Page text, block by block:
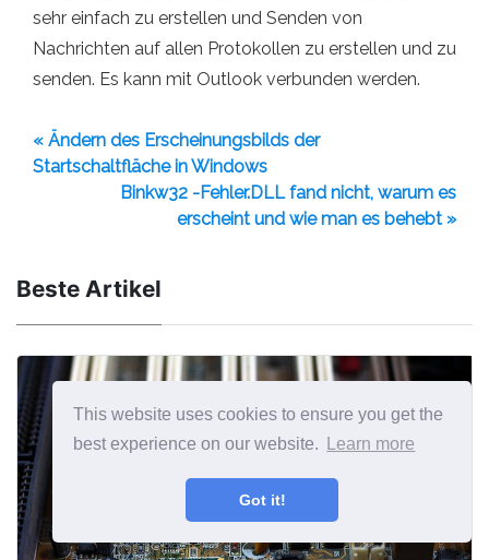
This website uses cookies to ensure you get the
best experience on our website.
Learn more
Got it!
sehr einfach zu erstellen und Senden von
Nachrichten auf allen Protokollen zu erstellen und zu
senden. Es kann mit Outlook verbunden werden.
« Ändern des Erscheinungsbilds der
Startschaltfläche in Windows
Binkw32 -Fehler.DLL fand nicht, warum es
erscheint und wie man es behebt »
Beste Artikel